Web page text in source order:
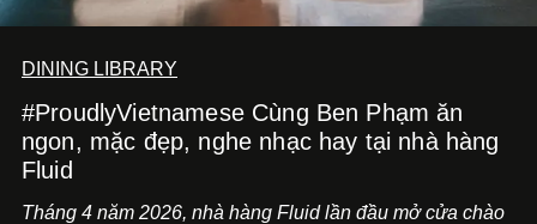
DINING LIBRARY
#ProudlyVietnamese Cùng Ben Phạm ăn
ngon, mặc đẹp, nghe nhạc hay tại nhà hàng
Fluid
Tháng 4 năm 2026, nhà hàng Fluid lần đầu mở cửa chào